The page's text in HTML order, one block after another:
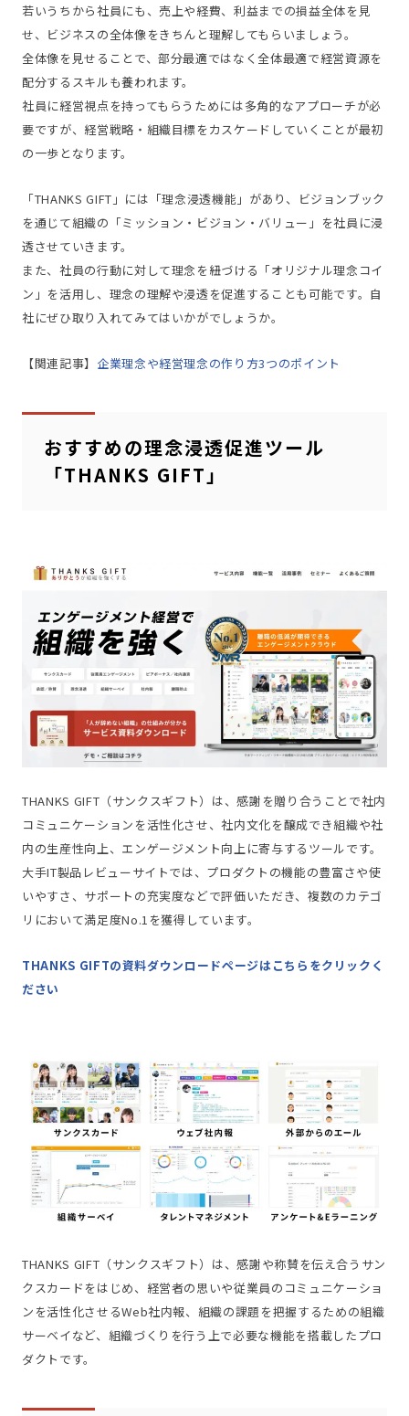
若いうちから社員にも、売上や経費、利益までの損益全体を見
せ、ビジネスの全体像をきちんと理解してもらいましょう。
全体像を見せることで、部分最適ではなく全体最適で経営資源を
配分するスキルも養われます。
社員に経営視点を持ってもらうためには多角的なアプローチが必
要ですが、経営戦略・組織目標をカスケードしていくことが最初
の一歩となります。
「THANKS GIFT」には「理念浸透機能」があり、ビジョンブック
を通じて組織の「ミッション・ビジョン・バリュー」を社員に浸
透させていきます。
また、社員の行動に対して理念を紐づける「オリジナル理念コイ
ン」を活用し、理念の理解や浸透を促進することも可能です。自
社にぜひ取り入れてみてはいかがでしょうか。
【関連記事】 企業理念や経営理念の作り方3つのポイント
おすすめの理念浸透促進ツール
「THANKS GIFT」
THANKS GIFT（サンクスギフト）は、感謝を贈り合うことで社内
コミュニケーションを活性化させ、社内文化を醸成でき組織や社
内の生産性向上、エンゲージメント向上に寄与するツールです。
大手IT製品レビューサイトでは、プロダクトの機能の豊富さや使
いやすさ、サポートの充実度などで評価いただき、複数のカテゴ
リにおいて満足度No.1を獲得しています。
THANKS GIFTの資料ダウンロードページはこちらをクリックく
ださい
THANKS GIFT（サンクスギフト）は、感謝や称賛を伝え合うサン
クスカードをはじめ、経営者の思いや従業員のコミュニケーショ
ンを活性化させるWeb社内報、組織の課題を把握するための組織
サーベイなど、組織づくりを行う上で必要な機能を搭載したプロ
ダクトです。